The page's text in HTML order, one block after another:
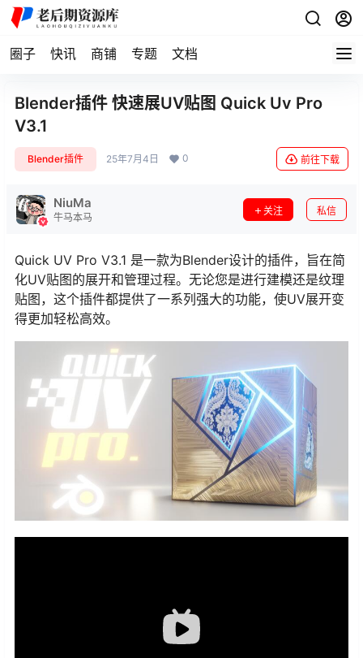
圈子 快讯 商铺 专题 文档
Blender插件 快速展UV贴图 Quick Uv Pro
V3.1
Blender插件 25年7月4日 0 前往下载
NiuMa
牛马本马
关注 私信
Quick UV Pro V3.1 是一款为Blender设计的插件，旨在简
化UV贴图的展开和管理过程。无论您是进行建模还是纹理
贴图，这个插件都提供了一系列强大的功能，使UV展开变
得更加轻松高效。